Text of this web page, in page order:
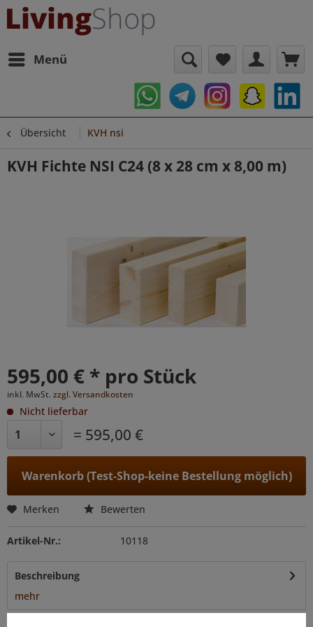
Menü
Übersicht KVH nsi
KVH Fichte NSI C24 (8 x 28 cm x 8,00 m)
595,00 € * pro Stück
inkl. MwSt. zzgl. Versandkosten
Nicht lieferbar
= 595,00 €
Warenkorb (Test-Shop-keine Bestellung möglich)
Merken Bewerten
Artikel-Nr.: 10118
Beschreibung
mehr